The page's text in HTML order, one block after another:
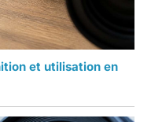
et utilisation en